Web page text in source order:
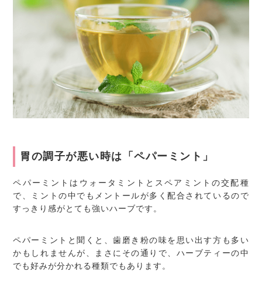
胃の調子が悪い時は「ペパーミント」
ペパーミントはウォータミントとスペアミントの交配種
で、ミントの中でもメントールが多く配合されているので
すっきり感がとても強いハーブです。
ペパーミントと聞くと、歯磨き粉の味を思い出す方も多い
かもしれませんが、まさにその通りで、ハーブティーの中
でも好みが分かれる種類でもあります。